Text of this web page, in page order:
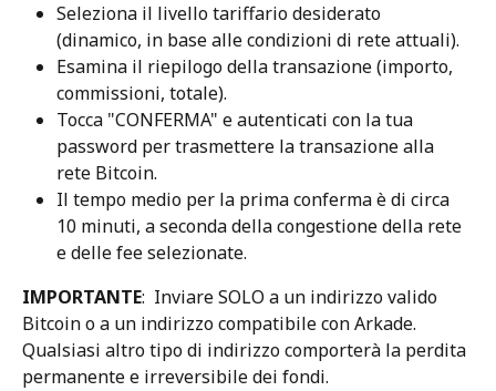
Seleziona il livello tariffario desiderato
(dinamico, in base alle condizioni di rete attuali).
Esamina il riepilogo della transazione (importo,
commissioni, totale).
Tocca "CONFERMA" e autenticati con la tua
password per trasmettere la transazione alla
rete Bitcoin.
Il tempo medio per la prima conferma è di circa
10 minuti, a seconda della congestione della rete
e delle fee selezionate.
IMPORTANTE:  Inviare SOLO a un indirizzo valido
Bitcoin o a un indirizzo compatibile con Arkade.
Qualsiasi altro tipo di indirizzo comporterà la perdita
permanente e irreversibile dei fondi.